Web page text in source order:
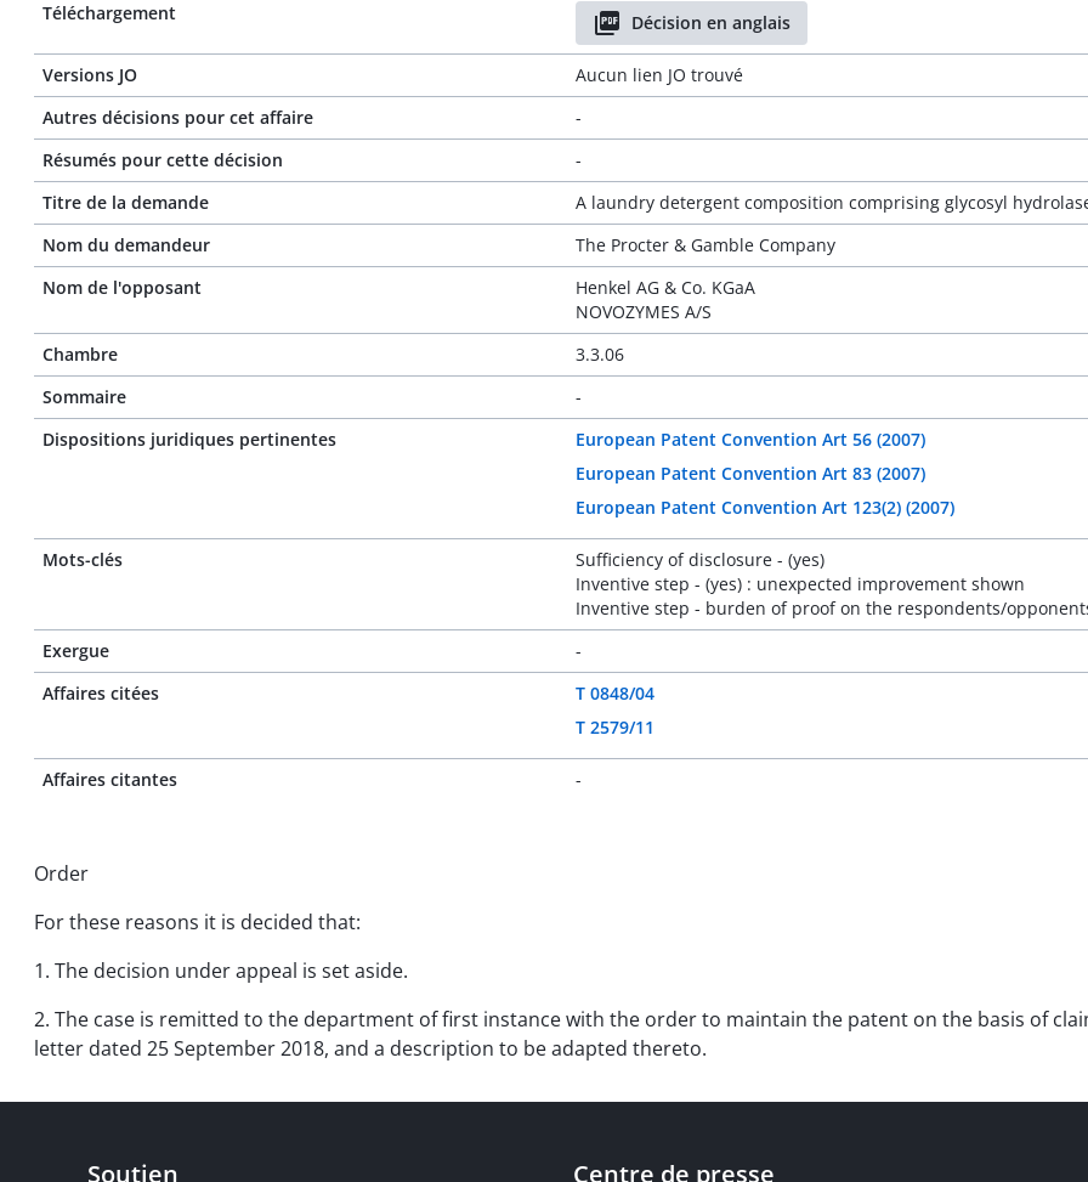
Téléchargement
Décision en anglais
Versions JO
Aucun lien JO trouvé
Autres décisions pour cet affaire
-
Résumés pour cette décision
-
Titre de la demande
A laundry detergent composition comprising glycosyl
Nom du demandeur
The Procter & Gamble Company
Nom de l'opposant
Henkel AG & Co. KGaA
NOVOZYMES A/S
Chambre
3.3.06
Sommaire
-
Dispositions juridiques pertinentes
European Patent Convention Art 56 (2007)
European Patent Convention Art 83 (2007)
European Patent Convention Art 123(2) (2007)
Mots-clés
Sufficiency of disclosure - (yes)
Inventive step - (yes) : unexpected improvement shown
Inventive step - burden of proof on the respondents/
Exergue
-
Affaires citées
T 0848/04
T 2579/11
Affaires citantes -
Order
For these reasons it is decided that:
1. The decision under appeal is set aside.
2. The case is remitted to the department of first instance with the order to maintain the patent on the basis of
letter dated 25 September 2018, and a description to be adapted thereto.
Soutien Centre de presse